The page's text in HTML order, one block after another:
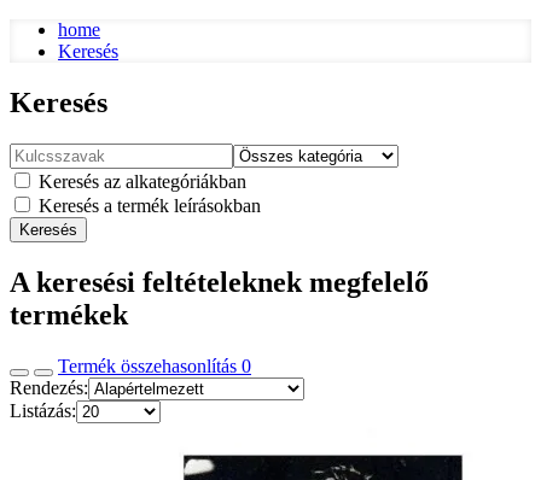
home
Keresés
Keresés
Keresés az alkategóriákban
Keresés a termék leírásokban
Keresés
A keresési feltételeknek megfelelő
termékek
Termék összehasonlítás 0
Rendezés:
Listázás: